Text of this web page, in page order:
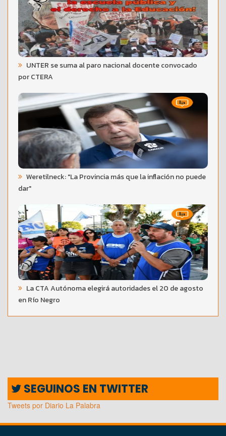
UNTER se suma al paro nacional docente convocado
por CTERA
Weretilneck: "La Provincia más que la inflación no puede
dar"
La CTA Autónoma elegirá autoridades el 20 de agosto
en Río Negro
SEGUINOS EN TWITTER
Tweets por Diario La Palabra